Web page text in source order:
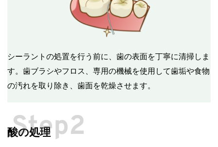
シーラントの処置を行う前に、歯の表面を丁寧に清掃しま
す。歯ブラシやフロス、専用の機械を使用して歯垢や食物
の汚れを取り除き、歯面を乾燥させます。
酸の処理
Step2